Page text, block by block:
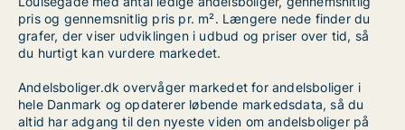
pris og gennemsnitlig pris pr. m². Længere nede finder du
grafer, der viser udviklingen i udbud og priser over tid, så
du hurtigt kan vurdere markedet.
Andelsboliger.dk overvåger markedet for andelsboliger i
hele Danmark og opdaterer løbende markedsdata, så du
altid har adgang til den nyeste viden om andelsboliger på